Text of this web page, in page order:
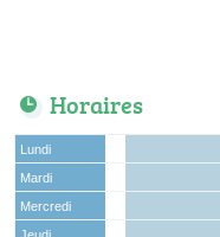
Horaires
Lundi
Mardi
Mercredi